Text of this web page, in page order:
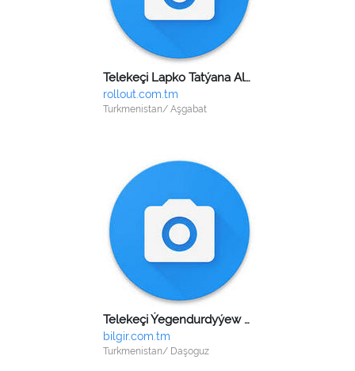
Telekeçi Lapko Tatýana Aleksandrowna
rollout.com.tm
Turkmenistan/ Aşgabat
Telekeçi Ýegendurdyýew Meýlis Bazarbaýewiç
bilgir.com.tm
Turkmenistan/ Daşoguz